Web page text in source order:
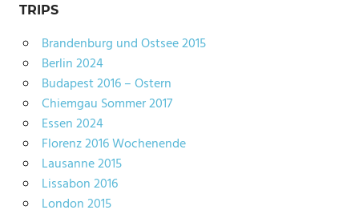
TRIPS
Brandenburg und Ostsee 2015
Berlin 2024
Budapest 2016 – Ostern
Chiemgau Sommer 2017
Essen 2024
Florenz 2016 Wochenende
Lausanne 2015
Lissabon 2016
London 2015